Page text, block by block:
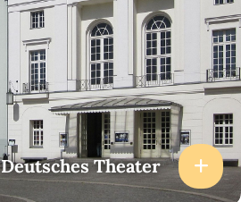
Deutsches Theater